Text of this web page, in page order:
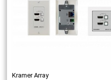
Kramer Array